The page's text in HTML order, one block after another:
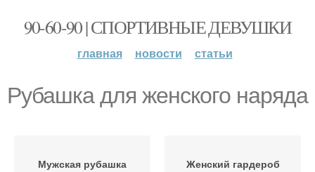
90-60-90 | СПОРТИВНЫЕ ДЕВУШКИ
главная новости статьи
Рубашка для женского наряда
Мужская рубашка Женский гардероб